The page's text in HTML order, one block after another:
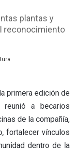
plantas y
reconocimiento
primera edición de
reunió a becarios
de la compañía,
fortalecer vínculos
dentro de la